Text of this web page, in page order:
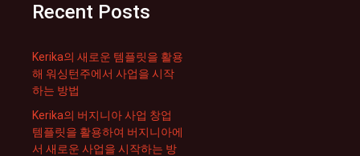
Recent Posts
Kerika의 새로운 템플릿을 활용
해 워싱턴주에서 사업을 시작
하는 방법
Kerika의 버지니아 사업 창업
템플릿을 활용하여 버지니아에
서 새로운 사업을 시작하는 방